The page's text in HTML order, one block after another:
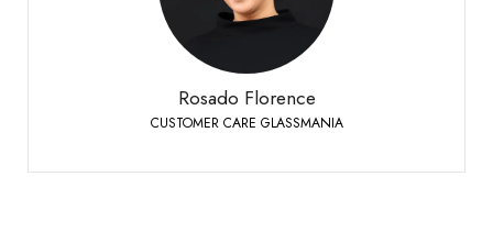
Rosado Florence
CUSTOMER CARE GLASSMANIA
Téléphone:
+41 27 451 25 40